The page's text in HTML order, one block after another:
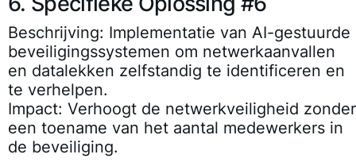
Beschrijving: Implementatie van AI-gestuurde
beveiligingssystemen om netwerkaanvallen
en datalekken zelfstandig te identificeren en
te verhelpen.
Impact: Verhoogt de netwerkveiligheid zonder
een toename van het aantal medewerkers in
de beveiliging.